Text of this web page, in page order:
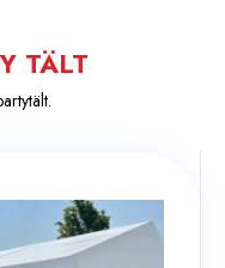
TÄLT